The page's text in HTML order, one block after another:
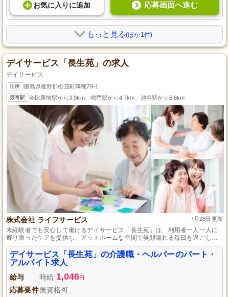
お気に入り に追加 応募画面へ進む
もっと見る(ほか1件)
デイサービス「長生苑」の求人
デイサービス
住所 徳島県板野郡松茂町満穂79-1
最寄駅 金比羅前駅から3.9km、鳴門駅から4.7km、池谷駅から6.8km
株式会社 ライフサービス 7月28日更新
未経験者でも安心して働けるデイサービス「長生苑」は、利用者一人一人に
寄り添ったケアを提供し、アットホームな空間で笑顔溢れる毎日を過ごして
います。充実した研修制度、交通費支給や社会保険完備など、勤務に必要な
サポート体制が整っており、働き方も柔軟に対応します。
デイサービス「長生苑」の介護職・ヘルパーのパート・
アルバイト求人
給与 時給 1,046円
応募要件無資格可